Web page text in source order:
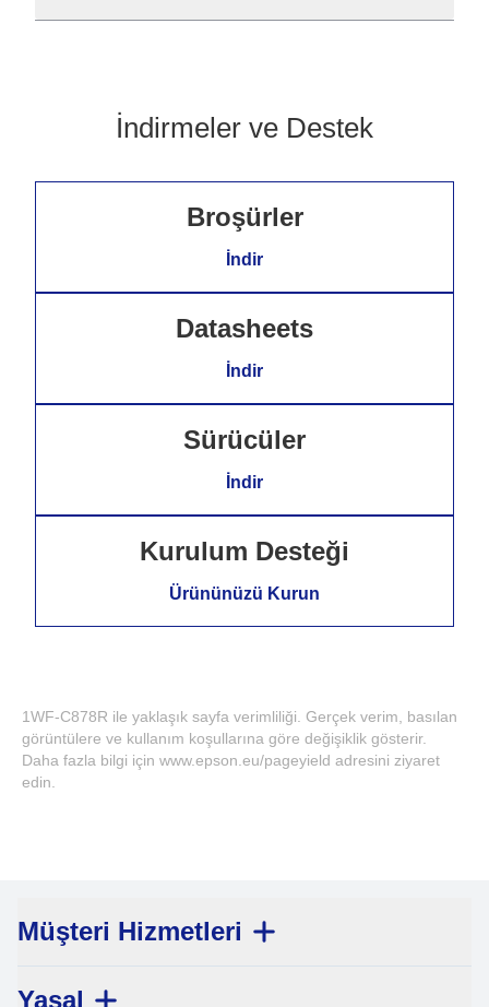
İndirmeler ve Destek
Broşürler
İndir
Datasheets
İndir
Sürücüler
İndir
Kurulum Desteği
Ürününüzü Kurun
1WF-C878R ile yaklaşık sayfa verimliliği. Gerçek verim, basılan
görüntülere ve kullanım koşullarına göre değişiklik gösterir.
Daha fazla bilgi için www.epson.eu/pageyield adresini ziyaret
edin.
Müşteri Hizmetleri
Yasal